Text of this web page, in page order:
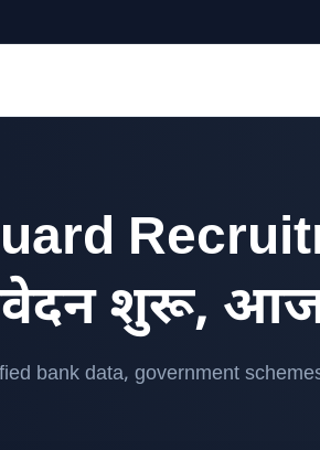
SBI
शुरू, आज
bank data, government